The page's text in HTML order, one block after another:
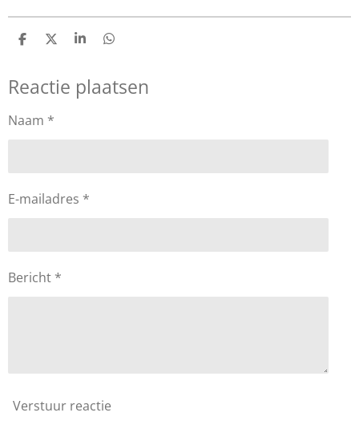
D
e
n
D
l
S
r
e
D
e
n
Reactie plaatsen
Naam *
E-mailadres *
Bericht *
Verstuur reactie